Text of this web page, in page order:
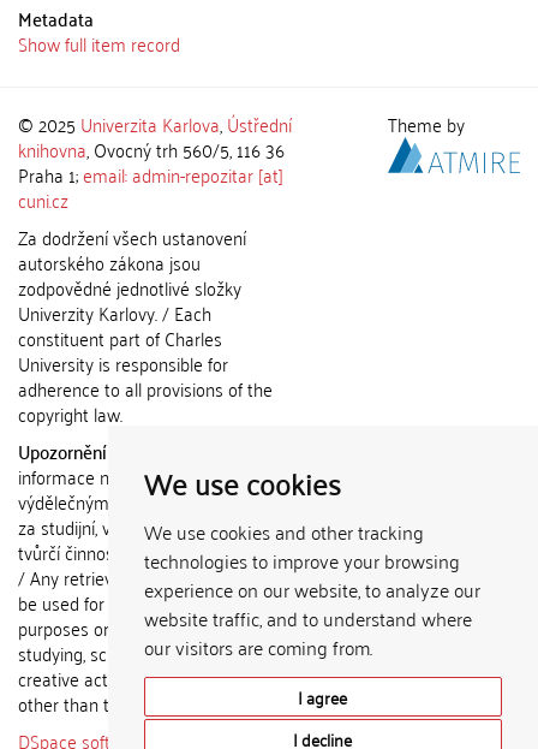
We use cookies
We use cookies and other tracking
technologies to improve your browsing
experience on our website, to analyze our
website traffic, and to understand where
our visitors are coming from.
I agree
I decline
Metadata
Show full item record
© 2025 Univerzita Karlova,Ústřední
knihovna, Ovocný trh 560/5, 116 36
Praha 1;email: admin-repozitar [at]
cuni.cz
Za dodržení všech ustanovení
autorského zákona jsou
zodpovědné jednotlivé složky
Univerzity Karlovy. / Each
constituent part of Charles
University is responsible for
adherence to all provisions of the
copyright law.
Upozornění / Notice:
informace nemohou být použity k
výdělečným účelům nebo vydávány
za studijní, vědeckou nebo jinou
tvůrčí činnost jiné osoby než autora.
/ Any retrieved information shall not
be used for any commercial
purposes or claimed as results of
studying, scientific or any other
creative activities of any person
other than the author.
DSpace software
Theme by